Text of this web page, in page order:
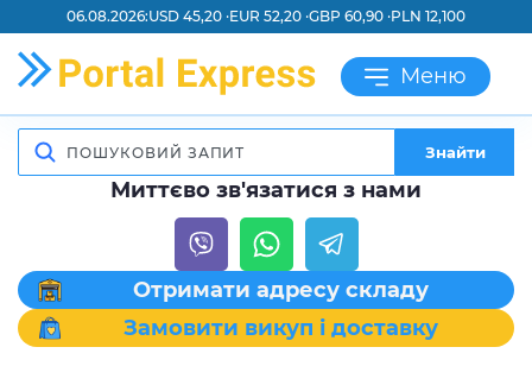
06.08.2026:USD 45,20 ·EUR 52,20 ·GBP 60,90 ·PLN 12,100
Меню
Знайти
Миттєво зв'язатися з нами
Отримати адресу складу
Замовити викуп і доставку